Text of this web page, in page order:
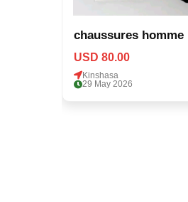
chaussures homme
USD 80.00
Kinshasa
29 May 2026